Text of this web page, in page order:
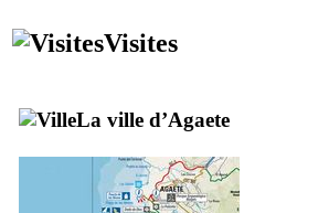
Visites
La ville d’Agaete